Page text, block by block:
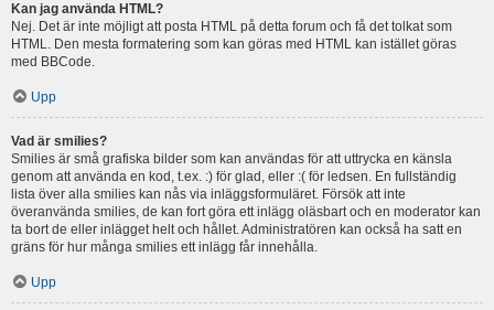
Kan jag använda HTML?
Nej. Det är inte möjligt att posta HTML på detta forum och få det tolkat som
HTML. Den mesta formatering som kan göras med HTML kan istället göras
med BBCode.
Upp
Vad är smilies?
Smilies är små grafiska bilder som kan användas för att uttrycka en känsla
genom att använda en kod, t.ex. :) för glad, eller :( för ledsen. En fullständig
lista över alla smilies kan nås via inläggsformuläret. Försök att inte
överanvända smilies, de kan fort göra ett inlägg oläsbart och en moderator kan
ta bort de eller inlägget helt och hållet. Administratören kan också ha satt en
gräns för hur många smilies ett inlägg får innehålla.
Upp